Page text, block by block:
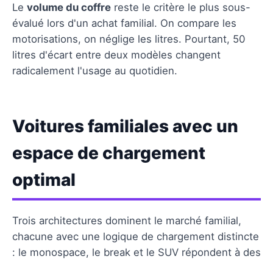
Choisir un véhicule familial adapté
Questions fréquentes
Le volume du coffre reste le critère le plus sous-
évalué lors d'un achat familial. On compare les
motorisations, on néglige les litres. Pourtant, 50
litres d'écart entre deux modèles changent
radicalement l'usage au quotidien.
Voitures familiales avec un
espace de chargement
optimal
Trois architectures dominent le marché familial,
chacune avec une logique de chargement distincte
: le monospace, le break et le SUV répondent à des